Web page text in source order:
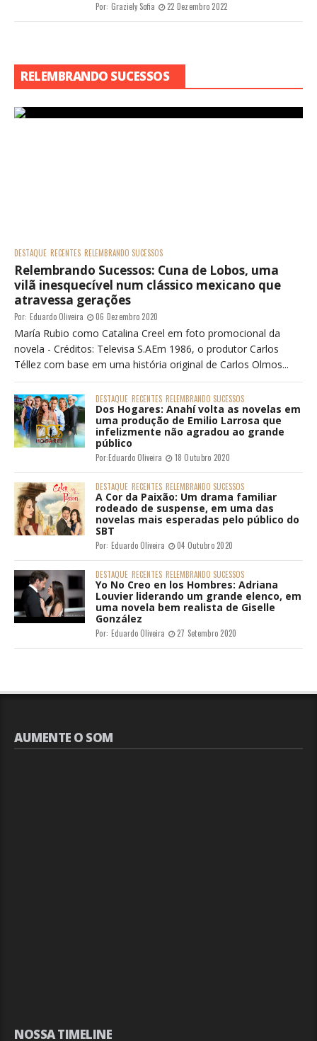
Por: Graziely Sofia 22 Dezembro 2022
RELEMBRANDO SUCESSOS
DESTAQUE RECENTES RELEMBRANDO SUCESSOS
Relembrando Sucessos: Cuna de Lobos, uma
vilã inesquecível num clássico mexicano que
atravessa gerações
Por: Eduardo Oliveira 06 Dezembro 2020
María Rubio como Catalina Creel em foto promocional da
novela - Créditos: Televisa S.AEm 1986, o produtor Carlos
Téllez com base em uma história original de Carlos Olmos...
DESTAQUE RECENTES RELEMBRANDO SUCESSOS
Dos Hogares: Anahí volta as novelas em
uma produção de Emilio Larrosa que
infelizmente não agradou ao grande
público
Por:Eduardo Oliveira 18 Outubro 2020
DESTAQUE RECENTES RELEMBRANDO SUCESSOS
A Cor da Paixão: Um drama familiar
rodeado de suspense, em uma das
novelas mais esperadas pelo público do
SBT
Por: Eduardo Oliveira 04 Outubro 2020
DESTAQUE RECENTES RELEMBRANDO SUCESSOS
Yo No Creo en los Hombres: Adriana
Louvier liderando um grande elenco, em
uma novela bem realista de Giselle
González
Por: Eduardo Oliveira 27 Setembro 2020
AUMENTE O SOM
NOSSA TIMELINE